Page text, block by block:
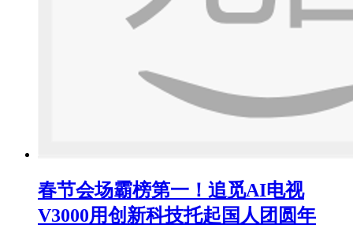
春节会场霸榜第一！追觅AI电视
V3000用创新科技托起国人团圆年